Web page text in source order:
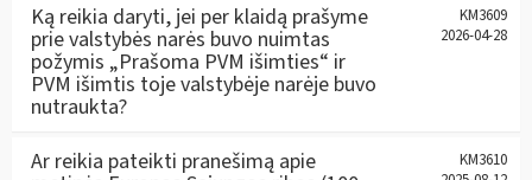
Ką reikia daryti, jei per klaidą prašyme
prie valstybės narės buvo nuimtas
požymis „Prašoma PVM išimties“ ir
PVM išimtis toje valstybėje narėje buvo
nutraukta?
KM3609
2026-04-28
Ar reikia pateikti pranešimą apie
KM3610